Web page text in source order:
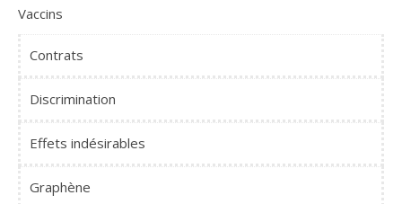
Vaccins
Contrats
Discrimination
Effets indésirables
Graphène